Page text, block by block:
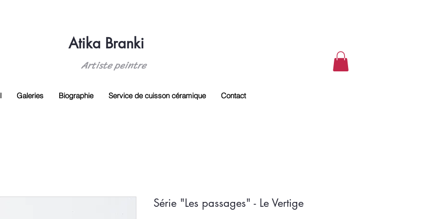
Atika Branki
Artiste peintre
Galeries Biographie Service de cuisson céramique Contact
Série "Les passages" - Le Vertige